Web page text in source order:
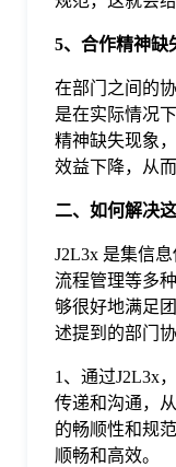
5、合作精神缺
在部门之间的
是在实际情况
精神缺失现象
效益下降，从
二、如何解决
J2L3x 是集信
流程管理等多
够很好地满足
述提到的部门
1、通过J2L3x
传递和沟通，
的畅顺性和规
顺畅和高效。